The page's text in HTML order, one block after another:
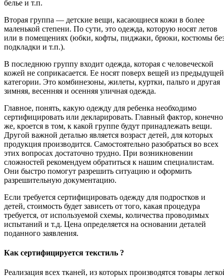
белье и т.п.
Вторая группа — детские вещи, касающиеся кожи в более
маленькой степени. По сути, это одежда, которую носят летов
или в помещениях (юбки, кофты, пиджаки, брюки, костюмы
подкладки и т.п.).
В последнюю группу входит одежда, которая с человеческой
кожей не соприкасается. Ее носят поверх вещей из предыдущей
категории. Это комбинезоны, жилеты, куртки, пальто и другая
зимняя, весенняя и осенняя уличная одежда.
Главное, понять, какую одежду для ребенка необходимо
сертифицировать или декларировать. Главный фактор, конечно
же, кроется в том, к какой группе будут принадлежать вещи.
Другой важной деталью является возраст детей, для которых
продукция производится. Самостоятельно разобраться во всех
этих вопросах достаточно трудно. При возникновении
сложностей рекомендуем обратиться к нашим специалистам.
Они быстро помогут разрешить ситуацию и оформить
разрешительную документацию.
Если требуется сертифицировать одежду для подростков и
детей, стоимость будет зависеть от того, какая процедура
требуется, от используемой схемы, количества проводимых
испытаний и т.д. Цена определяется на основании деталей
поданного заявления.
Как сертифицируется текстиль ?
Реализация всех тканей, из которых производятся товары